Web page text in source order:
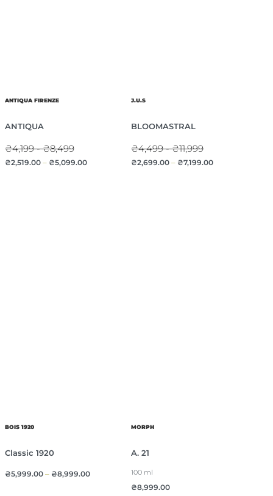
ANTIQUA FIRENZE
ANTIQUA
₴4,199 - ₴8,499
₴2,519.00– ₴5,099.00
J.U.S
BLOOMASTRAL
₴4,499 - ₴11,999
₴2,699.00 – ₴7,199.00
BOIS 1920
Classic 1920
₴5,999.00– ₴8,999.00
MORPH
A. 21
100 ml
₴8,999.00